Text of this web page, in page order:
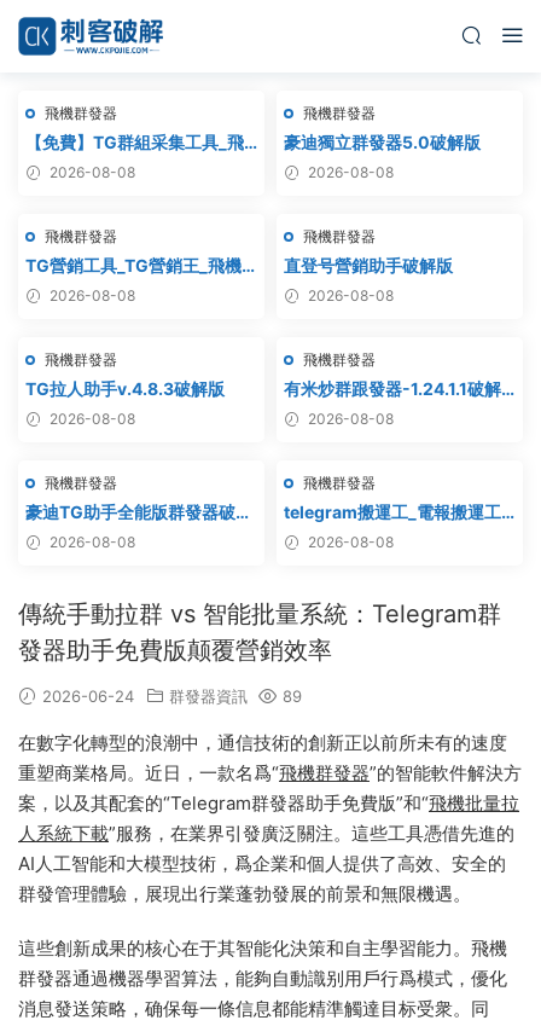
飛機群發器
【免費】TG群組采集工具_飛
機群組采集軟件_電報群組采集
2026-08-08
飛機群發器
豪迪獨立群發器5.0破解版
2026-08-08
飛機群發器
TG營銷工具_TG營銷王_飛機
營銷王_破解版
2026-08-08
飛機群發器
直登号營銷助手破解版
2026-08-08
飛機群發器
TG拉人助手v.4.8.3破解版
2026-08-08
飛機群發器
有米炒群跟發器-1.24.1.1破解
版 2026-08-08
飛機群發器
豪迪TG助手全能版群發器破解
版 2026-08-08
飛機群發器
telegram搬運工_電報搬運工_
電報克隆_電報資源批量搬運
2026-08-08
傳統手動拉群 vs 智能批量系統：Telegram群
發器助手免費版颠覆營銷效率
2026-06-24 群發器資訊 89
在數字化轉型的浪潮中，通信技術的創新正以前所未有的速度
重塑商業格局。近日，一款名爲“飛機群發器”的智能軟件解決方
案，以及其配套的“Telegram群發器助手免費版”和“飛機批量拉
人系統下載”服務，在業界引發廣泛關注。這些工具憑借先進的
AI人工智能和大模型技術，爲企業和個人提供了高效、安全的
群發管理體驗，展現出行業蓬勃發展的前景和無限機遇。
這些創新成果的核心在于其智能化決策和自主學習能力。飛機
群發器通過機器學習算法，能夠自動識别用戶行爲模式，優化
消息發送策略，确保每一條信息都能精準觸達目标受衆。同